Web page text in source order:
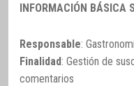
INFORMACIÓN BÁSICA
Responsable:
Finalidad: Gestión de
comentarios